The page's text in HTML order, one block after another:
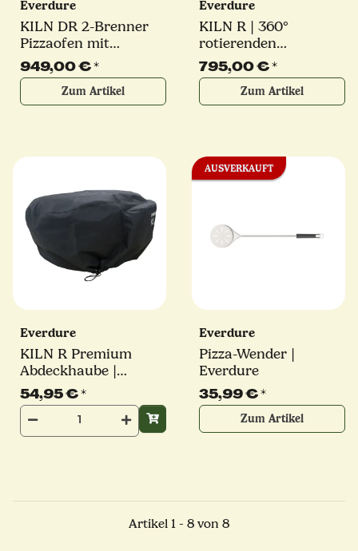
Everdure
KILN DR 2-Brenner
Pizzaofen mit
Digitaldisplay und
rotierender Pizzastein
| verschiedene Farben
949,00 €*
Zum Artikel
Everdure
KILN R | 360°
rotierenden
Pizzastein | 2-Brenner
Pizzaofen | 9,2 kW |
verschiedene Farben
795,00 €*
Zum Artikel
Everdure
KILN R Premium
Abdeckhaube |
Everdure
54,95 €*
AUSVERKAUFT
Everdure
Pizza-Wender |
Everdure
35,99 €*
Zum Artikel
Artikel 1 - 8 von 8